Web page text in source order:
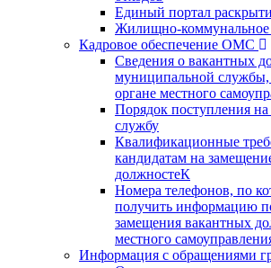
Единый портал
Жилищно-
Кадровое обеспечение ОМС
Сведения о вакантных
муниципальной
органе местного
Порядок поступления
службу
Квалификационные
кандидатам на
должностеК
Номера телефонов, по
получить информацию
замещения вакантных
местного
Информация с обращениями